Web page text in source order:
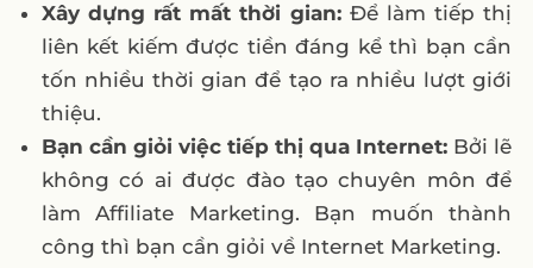
Xây dựng rất mất thời gian:Để làm tiếp thị
liên kết kiếm được tiền đáng kể thì bạn cần
tốn nhiều thời gian để tạo ra nhiều lượt giới
thiệu.
Bạn cần giỏi việc tiếp thị qua Internet: Bởi lẽ
không có ai được đào tạo chuyên môn để
làm Affiliate Marketing. Bạn muốn thành
công thì bạn cần giỏi về Internet Marketing.